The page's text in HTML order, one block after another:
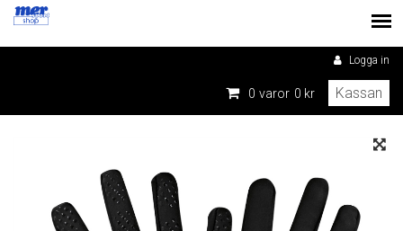
Logga in
0 varor 0 kr Kassan